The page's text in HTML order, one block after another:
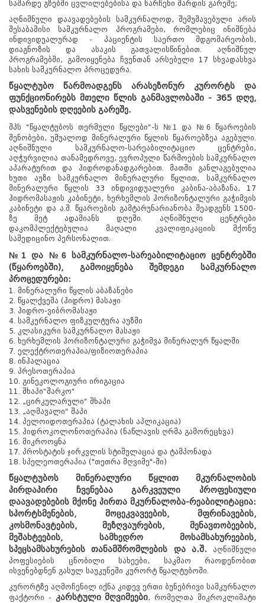
საშარდე გზებში ცვლილებებისა და ნარჩენი შარდის გარეშე;
აღნიშნული დაავადებების სამკურნალოდ, შემუშავებული არის
შესაბამისი სამკურნალო პროგრამები, რომლებიც ინიშნება
ინდივიდუალურად - პაციენტის საერთო მდგომარეობის,
დიაგნოზის და ასაკის გათვალისწინებით. აღნიშნულ
პროგრამებში, გამოიყენება ჩვენთან არსებული 17 სხვადასხვა
სახის სამკურნალო პროცედურა.
წყალტუბო წარმოადგენს არასეზონურ კურორტს და
ფუნქციონირებს მთელი წლის განმავლობაში - 365 დღე,
დასვენების დღეების გარეშე.
შპს “წყალტუბოს თერმული წყლები“-ს №1 და №6
წყაროების
შენობები, უშუალოდ მინერალური წყლის წყაროებზეა აგებული.
აღნიშნული სამკურნალო-სარეაბილიტაციო ცენტრები,
აღჭურვილია თანამედროვე, ევროპული წარმოების სამკურნალო
აპარატურით და ჰიდროდანადგარებით. მათში განლაგებულია
ხუთი აუზი სამკურნალო მინერალური წყლით, სამკურნალო
მინერალური წყლის 33 ინდივიდუალური კაბინა-აბაზანა, 17
ჰიდრომასაჟის კაბინეტი, ხერხემლის ჰორიზონტალური გაჭიმვის
კაბინეტი და ა.შ. წყაროების გამტარუნარიანობა შეადგენს 1500-
ზე მეტ ადამიანს დღეში. აღნიშნული ცენტრები
დაკომპლექტებულია მაღალი კვალიფიკაციის მქონე
სამედიცინო პერსონალით.
№1 და №6სამკურნალო-სარეაბილიტაციო ცენტრებში
(წყაროებში), გამოიყენება შემდეგი სამკურნალო
პროცედურები:
1. მინერალური წყლის აბაზანები
2. წყალქვეშა (ჰიდრო) მასაჟი
3. ჰიდრო-ვიბრომასაჟი
4. სამკურნალო ფიზკულტურა აუზში
5. კლასიკური სამკურნალო მასაჟი
6. ხერხემლის ჰორიზონტალური გაჭიმვა მინერალურ წყალში
7. ელექტროთერაპია/ფიზიოთერაპია
8. ინჰალაცია
9. პრესოთერაპია
10. გინეკოლოგიური ირიგაცია
11. შხაპი“შარკო“
12. „ცირკულარული“ შხაპი
13. „აღმავალი“ შაპი
14. პელოიდოთერაპია (ტალახის აპლიკაცია)
15. ჰიდროკოლონოთერაპია (ნაწლავის ღრმა გამორეცხვა)
16. მიკროოყნა
17. პროსტატის ჯირკვლის სტიმულაცია და ტამპონადა
18. სპელეოთერაპია ("თეთრა მღვიმე"-ში)
წყალტუბოს მინერალური წყლით მკურნალობის
პირდაპირი ჩვენებაა გარკვეული პროფესიული
დაავადებების მქონე პირთა მკურნალობა-რეაბილიტაცია:
სპორტსმენების, მოცეკვავეების, მფრინავების,
კოსმონავტების, მეზღვაურების, მენავთობეების,
მეშახტეების, სამხედრო მოსამსახურეების,
სპეცსამსახურების თანამშრომლების და ა.შ. აღნიშნული
პოფესიების ცნობილი სახეები, საკმაო რაოდენობით
ისვენებდნენ გასულ საუკუნეში კურორტ წყალტუბოში.
კურორტზე აღმოჩენილ იქნა კიდევ ერთი ბუნებრივი სამკურნალო
ფაქტორი - კარსტული მღვიმეები, რომელთა მიკროკლიმატი